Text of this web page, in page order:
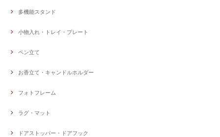
多機能スタンド
小物入れ・トレイ・プレート
ペン立て
お香立て・キャンドルホルダー
フォトフレーム
ラグ・マット
ドアストッパー・ドアフック